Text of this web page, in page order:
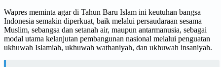
Wapres meminta agar di Tahun Baru Islam ini keutuhan bangsa
Indonesia semakin diperkuat, baik melalui persaudaraan sesama
Muslim, sebangsa dan setanah air, maupun antarmanusia, sebagai
modal utama kelanjutan pembangunan nasional melalui penguatan
ukhuwah Islamiah, ukhuwah wathaniyah, dan ukhuwah insaniyah.